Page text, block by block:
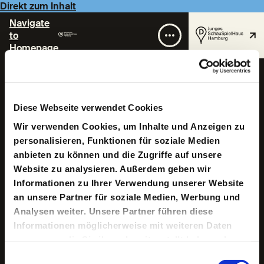
Diese Webseite verwendet Cookies
Wir verwenden Cookies, um Inhalte und Anzeigen zu
personalisieren, Funktionen für soziale Medien
anbieten zu können und die Zugriffe auf unsere
Website zu analysieren. Außerdem geben wir
Informationen zu Ihrer Verwendung unserer Website
an unsere Partner für soziale Medien, Werbung und
Analysen weiter. Unsere Partner führen diese
Informationen möglicherweise mit weiteren Daten
Direkt zum Inhalt
Navigate
to
Homepage
Lina Oanh Nguyễn
Freiberufliche Bühnen- und Kostümbildnerin. Sie
studierte an der Universität der Künste Berlin bei
Hartmut Meyer, sowie an der Eesti Kunstiakadeemia
Tallinn. Nach dem Studium assistierte sie für Stéphané
Laimé. Zusätzlich führten Assistenzen sie an Häuser wie
Staatsoper Hamburg, Schauspielhaus Bochum und das